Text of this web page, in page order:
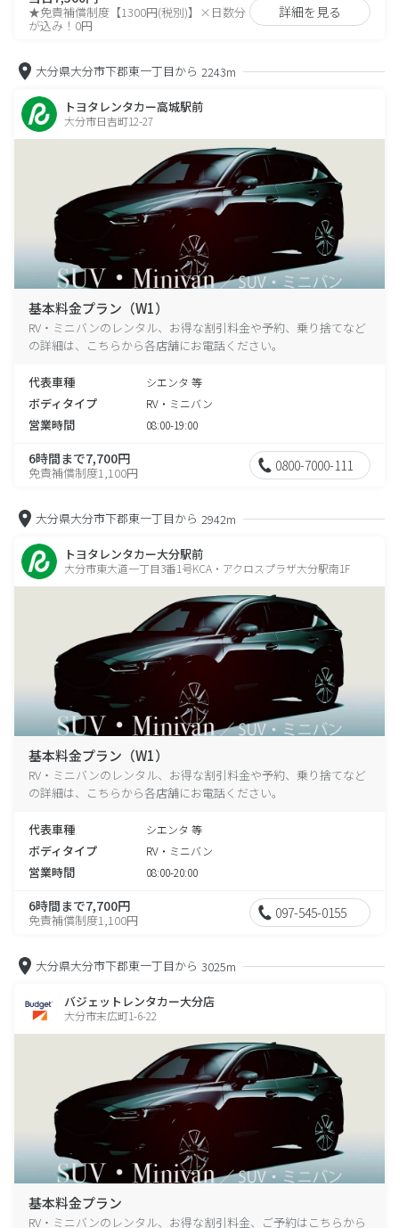
★免責補償制度【1300円(税別)】×日数分
が込み！0円
詳細を見る
大分県大分市下郡東一丁目から 2243m
トヨタレンタカー高城駅前
大分市日吉町12-27
基本料金プラン（W1）
RV・ミニバンのレンタル、お得な割引料金や予約、乗り捨てなど
の詳細は、こちらから各店舗にお電話ください。
代表車種 シエンタ 等
ボディタイプ RV・ミニバン
営業時間 08:00-19:00
6時間まで7,700円
免責補償制度1,100円 0800-7000-111
大分県大分市下郡東一丁目から 2942m
トヨタレンタカー大分駅前
大分市東大道一丁目3番1号KCA・アクロスプラザ大分駅南1F
基本料金プラン（W1）
RV・ミニバンのレンタル、お得な割引料金や予約、乗り捨てなど
の詳細は、こちらから各店舗にお電話ください。
代表車種 シエンタ 等
ボディタイプ RV・ミニバン
営業時間 08:00-20:00
6時間まで7,700円
免責補償制度1,100円 097-545-0155
大分県大分市下郡東一丁目から 3025m
バジェットレンタカー大分店
大分市末広町1-6-22
基本料金プラン
RV・ミニバンのレンタル、お得な割引料金、ご予約はこちらから